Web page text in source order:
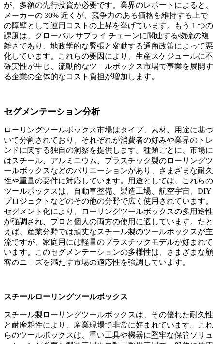
が、多額の先行投資が必要です。業界のレポートによると、
メーカーの 30% 近くが、競争力のある価格を維持する上で
の障壁として運用コストの上昇を挙げています。もう 1 つの
課題は、グローバル サプライ チェーンに関連する物流の複
雑さであり、地政学的な緊張と変動する通商政策によって悪
化しています。これらの要因により、生産スケジュールに不
確実性が生じ、流動的なツールボックス市場で事業を展開す
る企業の全体的なコスト負担が増加します。
セグメンテーション分析
ローリングツールボックス市場はタイプ、素材、用途に基づ
いて分割されており、それぞれが消費者の好みや業界のトレ
ンドに関する独自の洞察を提供します。種類ごとに、市場に
はスチール、アルミニウム、プラスチック製のローリングツ
ールボックスなどのバリエーションがあり、さまざまな耐久
性や重量の要件に対応しています。用途としては、これらの
ツールボックスは、自動車整備、製造工場、航空宇宙、DIY
プロジェクトなどのその他の分野で広く使用されています。
セグメント化により、ローリングツールボックスの多用途性
が強調され、プロと個人の両方の使用に適しています。たと
えば、産業分野では頑丈なスチール製のツールボックスが主
流ですが、家庭用には軽量のプラスチックモデルが好まれて
います。このセグメンテーションの多様性は、さまざまな顧
客のニーズを満たす市場の適応性を強調しています。
スチールローリングツールボックス
スチール製ローリングツールボックスは、その優れた耐久性
と耐摩耗性により、産業現場で非常に好まれています。これ
らのツールボックスは、重い工具や機器に堅牢な保管ソリュ